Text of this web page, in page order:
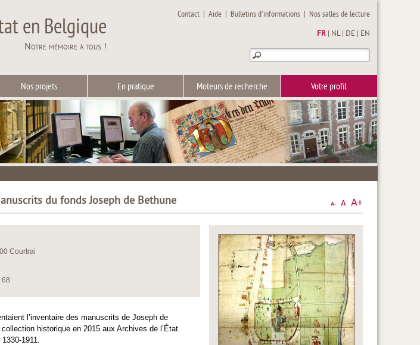
en Belgique
Notre mémoire à tous !
Contact |Aide | Bulletins d'informations | Nos salles de lecture
FR NL| DE EN
Nos projets En pratique Moteurs de recherche Votre profil
du fonds Joseph de Bethune
Courtrai
68
l’inventaire des manuscrits de Joseph de
historique en 2015 aux Archives de l’État.
1911.